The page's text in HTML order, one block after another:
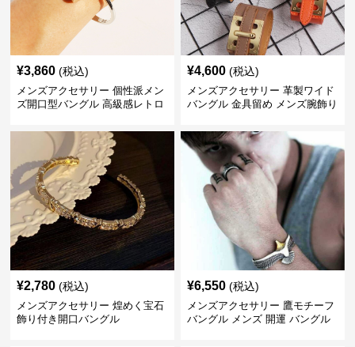
¥3,860 (税込)
メンズアクセサリー 個性派メン
ズ開口型バングル 高級感レトロ
¥4,600 (税込)
メンズアクセサリー 革製ワイド
バングル 金具留め メンズ腕飾り
¥2,780 (税込)
メンズアクセサリー 煌めく宝石
飾り付き開口バングル
¥6,550 (税込)
メンズアクセサリー 鷹モチーフ
バングル メンズ 開運 バングル